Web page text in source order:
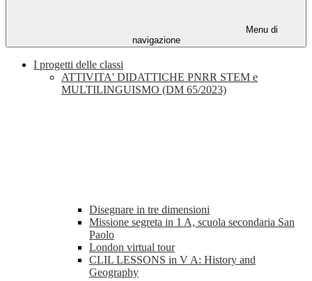
Menu di
navigazione
I progetti delle classi
ATTIVITA' DIDATTICHE PNRR STEM e
MULTILINGUISMO (DM 65/2023)
Disegnare in tre dimensioni
Missione segreta in 1 A, scuola secondaria San
Paolo
London virtual tour
CLIL LESSONS in V A: History and
Geography